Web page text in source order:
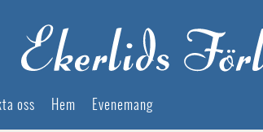
oss Hem Evenemang